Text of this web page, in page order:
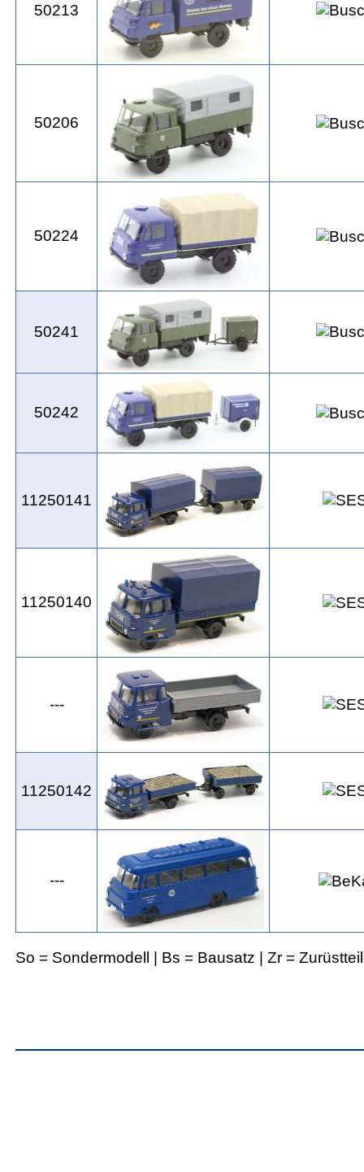
50213
50206
50224
50241
50242
11250141
11250140
---
11250142
---
So = Sondermodell | Bs = Bausatz | Zr =